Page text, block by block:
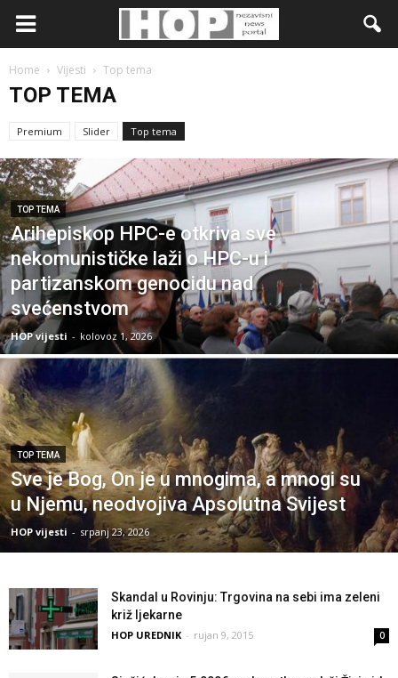
Home Vijesti Top tema
TOP TEMA
Premium Slider Top tema
TOP TEMA
Arihepiskop HPC-e otkriva sve
nekomunističke laži o HPC-u i
partizanskom genocidu nad
svećenstvom
HOP vijesti - kolovoz 1, 2026
TOP TEMA
Sve je Bog, On je u mnogima, a mnogi su
u Njemu, neodvojiva Apsolutna Svijest
HOP vijesti - srpanj 23, 2026
Skandal u Rovinju: Trgovina na sebi ima zeleni
križ ljekarne
HOP UREDNIK - rujan 9, 2015 0